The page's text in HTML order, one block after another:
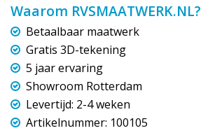
Waarom RVSMAATWERK.NL?
Betaalbaar maatwerk
Gratis 3D-tekening
5 jaar ervaring
Showroom Rotterdam
Levertijd: 2-4 weken
Artikelnummer: 100105